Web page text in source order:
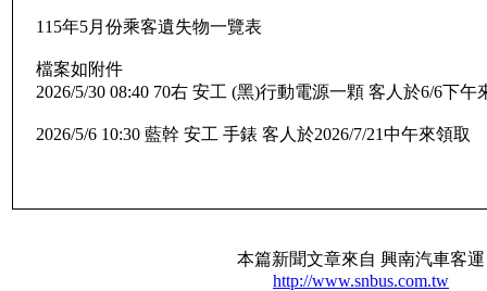
115年5月份乘客遺失物一覽表
檔案如附件
2026/5/30 08:40 70右 安工 (黑)行動電源一顆 客人於6/6下午
2026/5/6 10:30 藍幹 安工 手錶 客人於2026/7/21中午來領取
本篇新聞文章來自 興南汽車客運
http://www.snbus.com.tw